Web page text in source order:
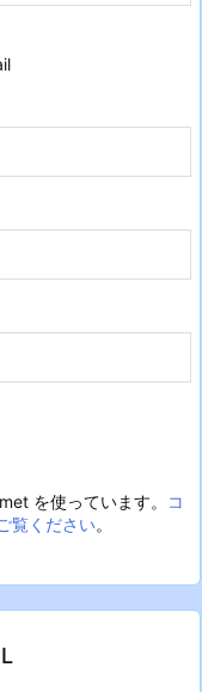
を使っています。
コ
覧ください。